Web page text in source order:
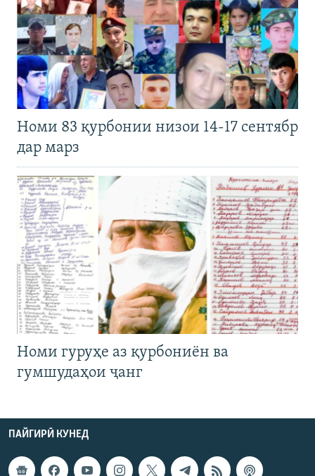
Номи 83 қурбонии низои 14-17 сентябр
дар марз
Номи гуруҳе аз қурбониён ва
гумшудаҳои ҷанг
ПАЙГИРӢ КУНЕД